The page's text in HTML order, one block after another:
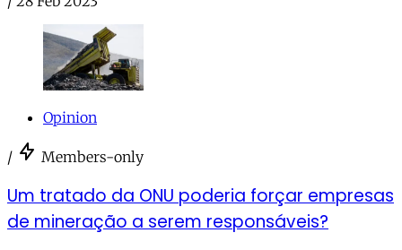
Opinion
/ Members-only
Um tratado da ONU poderia forçar empresas
de mineração a serem responsáveis?